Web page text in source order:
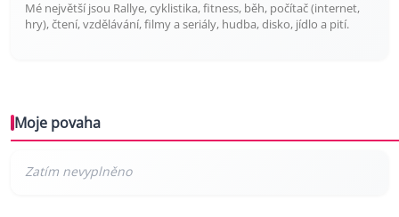
Mé největší jsou Rallye, cyklistika, fitness, běh, počítač (internet,
hry), čtení, vzdělávání, filmy a seriály, hudba, disko, jídlo a pití.
Moje povaha